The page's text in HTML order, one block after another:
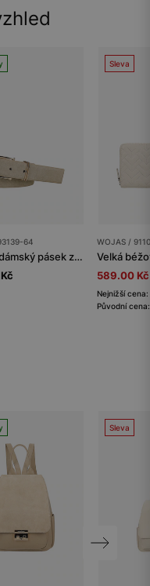
64
Béžový dámský pásek ze štípenky
Sleva
WOJAS /
589.00 Kč
Nejnižší
Původní
Sleva